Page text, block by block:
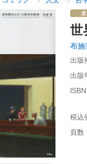
世
布施
出版
出版
税込
頁数